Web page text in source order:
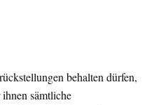
behalten dürfen,
sämtliche